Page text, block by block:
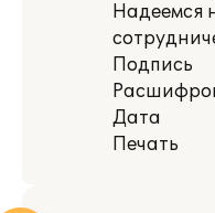
Надеемся
Подпись
Дата
Печать